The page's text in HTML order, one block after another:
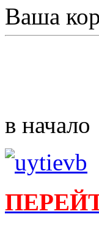
Ваша
в начало